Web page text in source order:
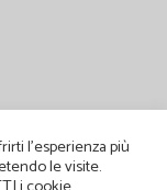
l'esperienza più
le visite.